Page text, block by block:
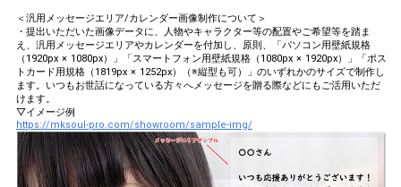
＜汎用メッセージエリア/カレンダー画像制作について＞
・提出いただいた画像データに、人物やキャラクター等の配置やご希望等を踏ま
え、汎用メッセージエリアやカレンダーを付加し、原則、「パソコン用壁紙規格
（1920px × 1080px）」「スマートフォン用壁紙規格（1080px × 1920px）」「ポス
トカード用規格（1819px × 1252px）（※縦型も可）」のいずれかのサイズで制作し
ます。いつもお世話になっている方々へメッセージを贈る際などにもご活用いただ
けます。
▽イメージ例
https://mksoul-pro.com/showroom/sample-img/